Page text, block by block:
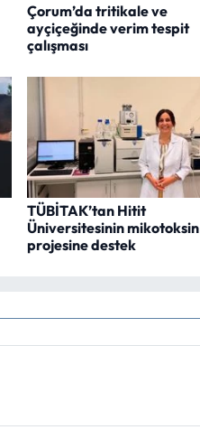
Çorum’da tritikale ve
ayçiçeğinde verim tespit
çalışması
TÜBİTAK’tan Hitit
Üniversitesinin mikotoksin
projesine destek